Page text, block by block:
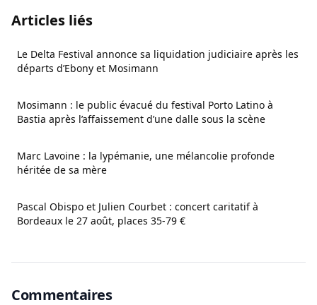
Articles liés
Le Delta Festival annonce sa liquidation judiciaire après les
départs d’Ebony et Mosimann
Mosimann : le public évacué du festival Porto Latino à
Bastia après l’affaissement d’une dalle sous la scène
Marc Lavoine : la lypémanie, une mélancolie profonde
héritée de sa mère
Pascal Obispo et Julien Courbet : concert caritatif à
Bordeaux le 27 août, places 35-79 €
Commentaires